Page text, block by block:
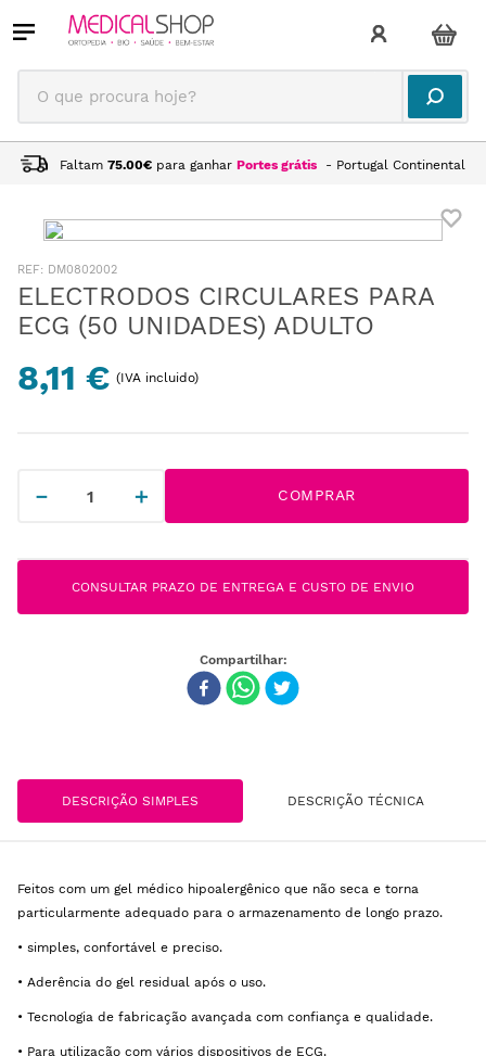
O que procura hoje?
Faltam 75.00€ para ganhar Portes grátis - Portugal Continental
: DM0802002
ELECTRODOS CIRCULARES PARA
ECG (50 UNIDADES) ADULTO
8,11 € (IVA incluido)
＋
－ COMPRAR
CONSULTAR PRAZO DE ENTREGA E CUSTO DE ENVIO
DESCRIÇÃO SIMPLES DESCRIÇÃO TÉCNICA
Feitos com um gel médico hipoalergênico que não seca e torna
particularmente adequado para o armazenamento de longo prazo.
• simples, confortável e preciso.
• Aderência do gel residual após o uso.
• Tecnologia de fabricação avançada com confiança e qualidade.
• Para utilização com vários dispositivos de ECG.